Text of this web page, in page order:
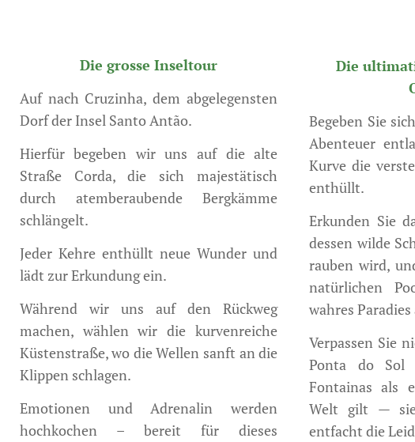
Die grosse Inseltour
Auf nach Cruzinha, dem abgelegensten
Dorf der Insel Santo Antão.
Hierfür begeben wir uns auf die alte
Straße Corda, die sich majestätisch
durch atemberaubende Bergkämme
schlängelt.
Jeder Kehre enthüllt neue Wunder und
lädt zur Erkundung ein.
Während wir uns auf den Rückweg
machen, wählen wir die kurvenreiche
Küstenstraße, wo die Wellen sanft an die
Klippen schlagen.
Emotionen und Adrenalin werden
hochkochen – bereit für dieses
Die
Begeben Sie
Abenteuer
Kurve die
enthüllt.
Erkunden Sie
dessen wilde
rauben wird,
natürlichen
wahres
Verpassen Sie
Ponta do Sol
Fontainas als
Welt gilt —
entfacht die